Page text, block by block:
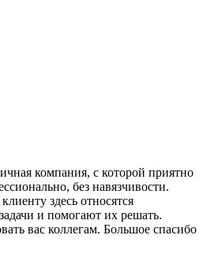
компания, с которой приятно
без навязчивости.
здесь относятся
и помогают их решать.
вас коллегам. Большое спасибо